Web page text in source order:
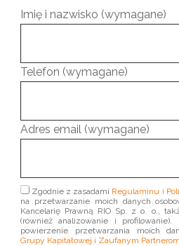
Imię i nazwisko (wymagane)
Telefon (wymagane)
Adres email (wymagane)
Zgodnie z zasadami Regulaminu i
na przetwarzanie moich danych
Kancelarię Prawną RIO Sp. z o. o.,
(również analizowanie i
powierzenie przetwarzania moich
Grupy Kapitałowej i Zaufanym Partnerom